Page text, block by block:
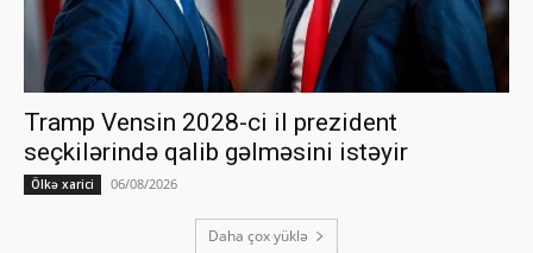
Tramp Vensin 2028-ci il prezident
seçkilərində qalib gəlməsini istəyir
Ölkə xarici 06/08/2026
Daha çox yüklə